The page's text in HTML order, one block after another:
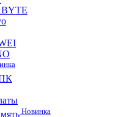
Новинка